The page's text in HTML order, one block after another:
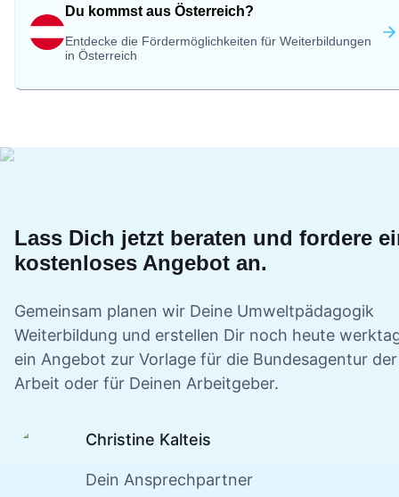
Du kommst aus Österreich?
Entdecke die Fördermöglichkeiten für Weiterbildungen
in Österreich
Lass Dich jetzt beraten und fordere
kostenloses Angebot an.
Gemeinsam planen wir Deine Umweltpädagogik
Weiterbildung und erstellen Dir noch heute
ein Angebot zur Vorlage für die Bundesagentur der
Arbeit oder für Deinen Arbeitgeber.
Christine Kalteis
Dein Ansprechpartner